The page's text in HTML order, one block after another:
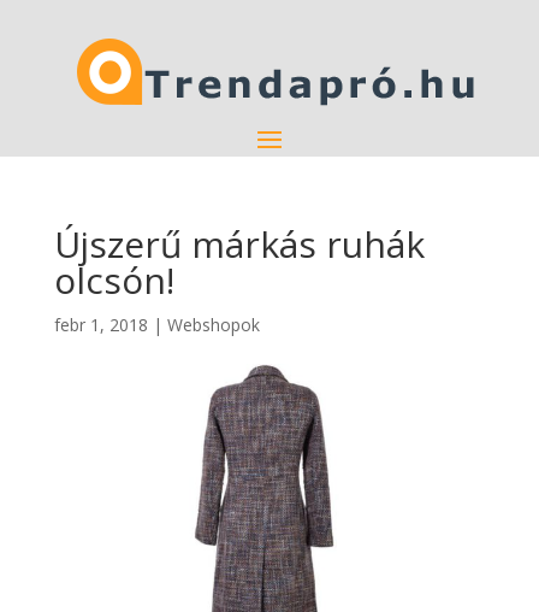
Újszerű márkás ruhák
olcsón!
febr 1, 2018 | Webshopok